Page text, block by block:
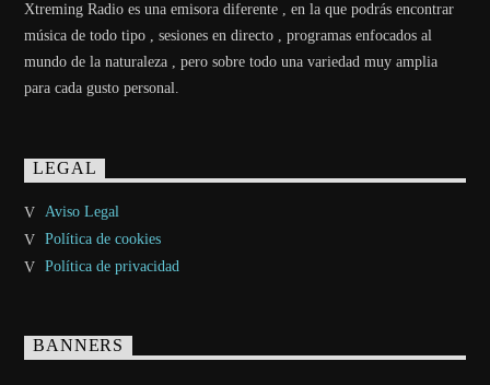
Xtreming Radio es una emisora diferente , en la que podrás encontrar
música de todo tipo , sesiones en directo , programas enfocados al
mundo de la naturaleza , pero sobre todo una variedad muy amplia
para cada gusto personal.
LEGAL
Aviso Legal
Política de cookies
Política de privacidad
BANNERS